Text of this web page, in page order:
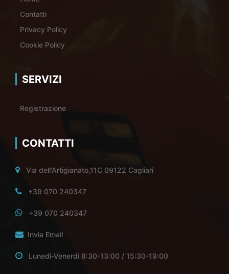
Contatti
Privacy Policy
Cookie Policy
SERVIZI
Registrazione
CONTATTI
Via dell'Artigianato,11C 09122 Cagliari
+39 070 240347
+39 070 240347
Invia Email
Lunedì-Venerdì 8:30-13:00 / 15:30-19:00